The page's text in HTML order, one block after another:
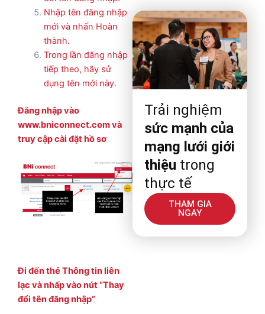
Nhập tên đăng nhập
mới và nhấn Hoàn
thành.
Trong lần đăng nhập
tiếp theo, hãy sử
dụng tên mới này.
Đăng nhập vào
www.bniconnect.com và
truy cập cài đặt hồ sơ
Đi đến thẻ Thông tin liên
lạc và nhấp vào nút “Thay
đổi tên đăng nhập”
Trải nghiệm
sức mạnh của
mạng lưới giới
thiệu trong
thực tế
THAM GIA
NGAY